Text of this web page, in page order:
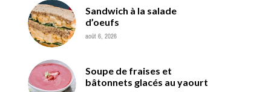
Sandwich à la salade
d’oeufs
août 6, 2026
Soupe de fraises et
bâtonnets glacés au yaourt